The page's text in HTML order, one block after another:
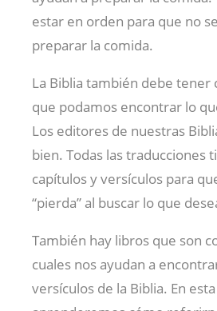
estar en orden para que no
preparar la comida.
La Biblia también debe tener
que podamos encontrar lo
Los editores de nuestras
bien. Todas las traducciones
capítulos y versículos para
“pierda” al buscar lo que
También hay libros que son
cuales nos ayudan a
versículos de la Biblia. En